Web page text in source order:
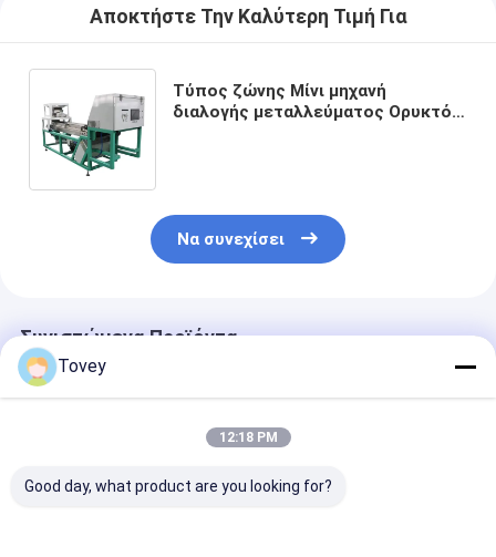
Αποκτήστε Την Καλύτερη Τιμή Για
Τύπος ζώνης Μίνι μηχανή
διαλογής μεταλλεύματος Ορυκτό
Να συνεχίσει
Συνιστώμενα Προϊόντα
Tovey
12:18 PM
Good day, what product are you looking for?